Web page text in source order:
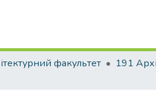
факультет